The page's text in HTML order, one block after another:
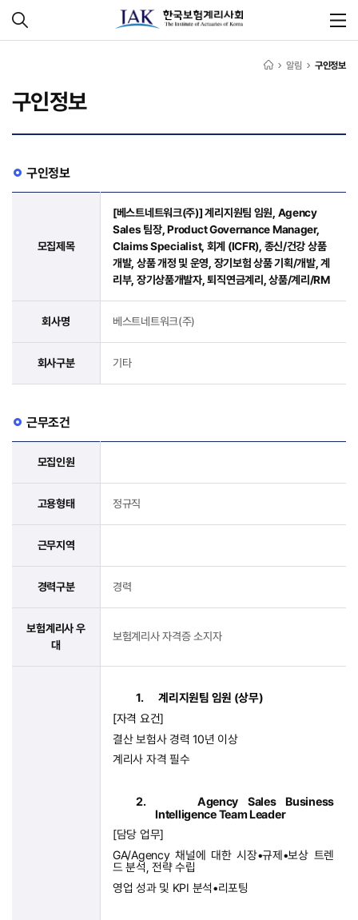
알림 구인정보
구인정보
구인정보
모집제목
[베스트네트워크(주)] 계리지원팀 임원, Agency
Sales 팀장, Product Governance Manager,
Claims Specialist, 회계 (ICFR), 종신/건강 상품
개발, 상품 개정 및 운영, 장기보험 상품 기획/개발, 계
리부, 장기상품개발자, 퇴직연금계리, 상품/계리/RM
회사명 베스트네트워크(주)
회사구분 기타
근무조건
모집인원
고용형태 정규직
근무지역
경력구분 경력
보험계리사 우
대
보험계리사 자격증 소지자
1. 계리지원팀 임원 (상무)
[자격 요건]
결산 보험사 경력 10년 이상
계리사 자격 필수
2.
Agency Sales Business
Intelligence Team Leader
[담당 업무]
GA/Agency채널에 대한 시장•규제•보상 트렌
드 분석 ,전략 수립
영업 성과 및 KPI 분석•리포팅